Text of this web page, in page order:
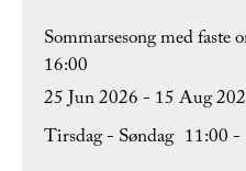
Sommarsesong med
16:00
25 Jun 2026 - 15 Aug
Tirsdag - Søndag 11:00 -